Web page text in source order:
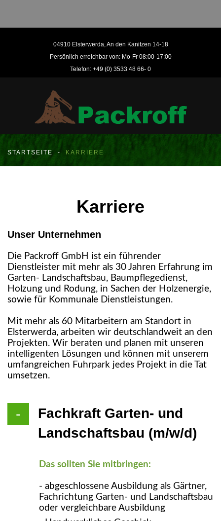
04910 Elsterwerda, An den Kanitzen 14-18
Persönlich erreichbar von: Mo-Fr 08:00-17:00
Telefon: +49 (0) 3533 48 66- 0
STARTSEITE - KARRIERE
Karriere
Unser Unternehmen
Die Packroff GmbH ist ein führender
Dienstleister mit mehr als 30 Jahren Erfahrung im
Garten- Landschaftsbau, Baumpflegedienst,
Holzung und Rodung, in Sachen der Holzenergie,
sowie für Kommunale Dienstleistungen.
Mit mehr als 60 Mitarbeitern am Standort in
Elsterwerda, arbeiten wir deutschlandweit an den
Projekten. Wir beraten und planen mit unseren
intelligenten Lösungen und können mit unserem
umfangreichen Fuhrpark jedes Projekt in die Tat
umsetzen.
Fachkraft Garten- und
Landschaftsbau (m/w/d)
Das sollten Sie mitbringen:
- abgeschlossene Ausbildung als Gärtner,
Fachrichtung Garten- und Landschaftsbau
oder vergleichbare Ausbildung